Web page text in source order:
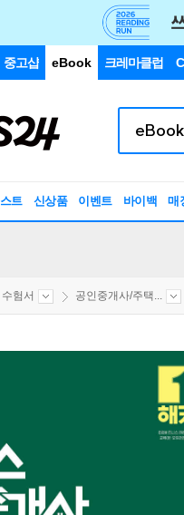
중고샵 eBook 크레마클럽
트 신상품 이벤트 바이백 매
수험서 공인중개사/주택...